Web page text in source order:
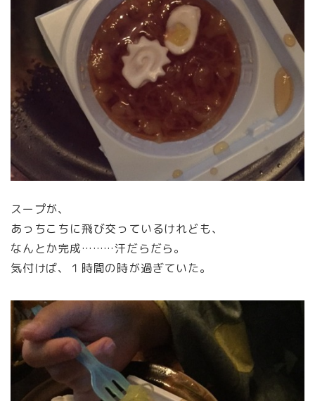
スープが、
あっちこちに飛び交っているけれども、
なんとか完成………汗だらだら。
気付けば、１時間の時が過ぎていた。